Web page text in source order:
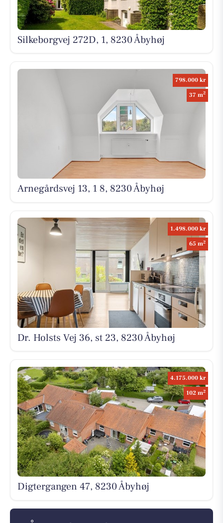
Silkeborgvej 272D, 1, 8230 Åbyhøj
798.000 kr
37 m2
Arnegårdsvej 13, 1 8, 8230 Åbyhøj
1.498.000 kr
65 m2
Dr. Holsts Vej 36, st 23, 8230 Åbyhøj
4.175.000 kr
102 m2
Digtergangen 47, 8230 Åbyhøj